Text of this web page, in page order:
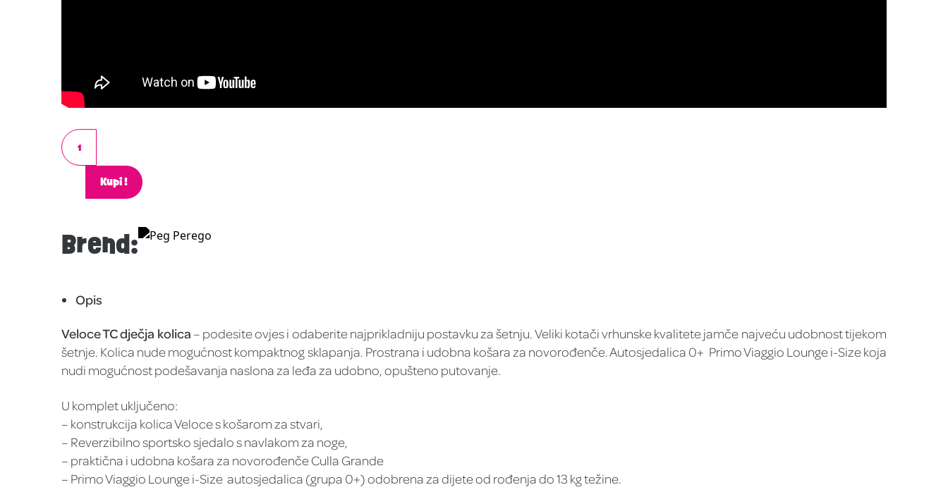
Kupi!
Brend:
Opis
Veloce TC dječja kolica – podesite ovjes i odaberite najprikladniju postavku za šetnju. Veliki kotači vrhunske kvalitete jamče najveću udobnost tijekom
šetnje. Kolica nude mogućnost kompaktnog sklapanja. Prostrana i udobna košara za novorođenče. Autosjedalica 0+ Primo Viaggio Lounge i-Size koja
nudi mogućnost podešavanja naslona za leđa za udobno, opušteno putovanje.
U komplet uključeno:
– konstrukcija kolica Veloce s košarom za stvari,
– Reverzibilno sportsko sjedalo s navlakom za noge,
– praktična i udobna košara za novorođenče Culla Grande
– Primo Viaggio Lounge i-Size autosjedalica (grupa 0+) odobrena za dijete od rođenja do 13 kg težine.